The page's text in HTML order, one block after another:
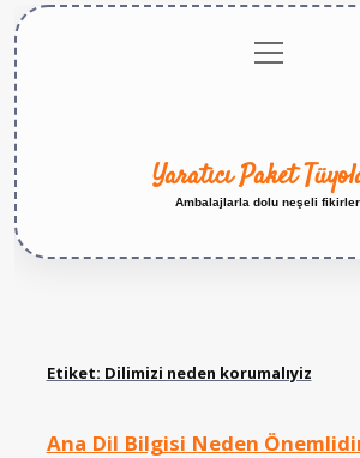
menüyü
aç
Yaratıcı Paket
Ambalajlarla dolu neşeli
Etiket: Dilimizi neden korumalıyiz
Ana Dil Bilgisi Neden